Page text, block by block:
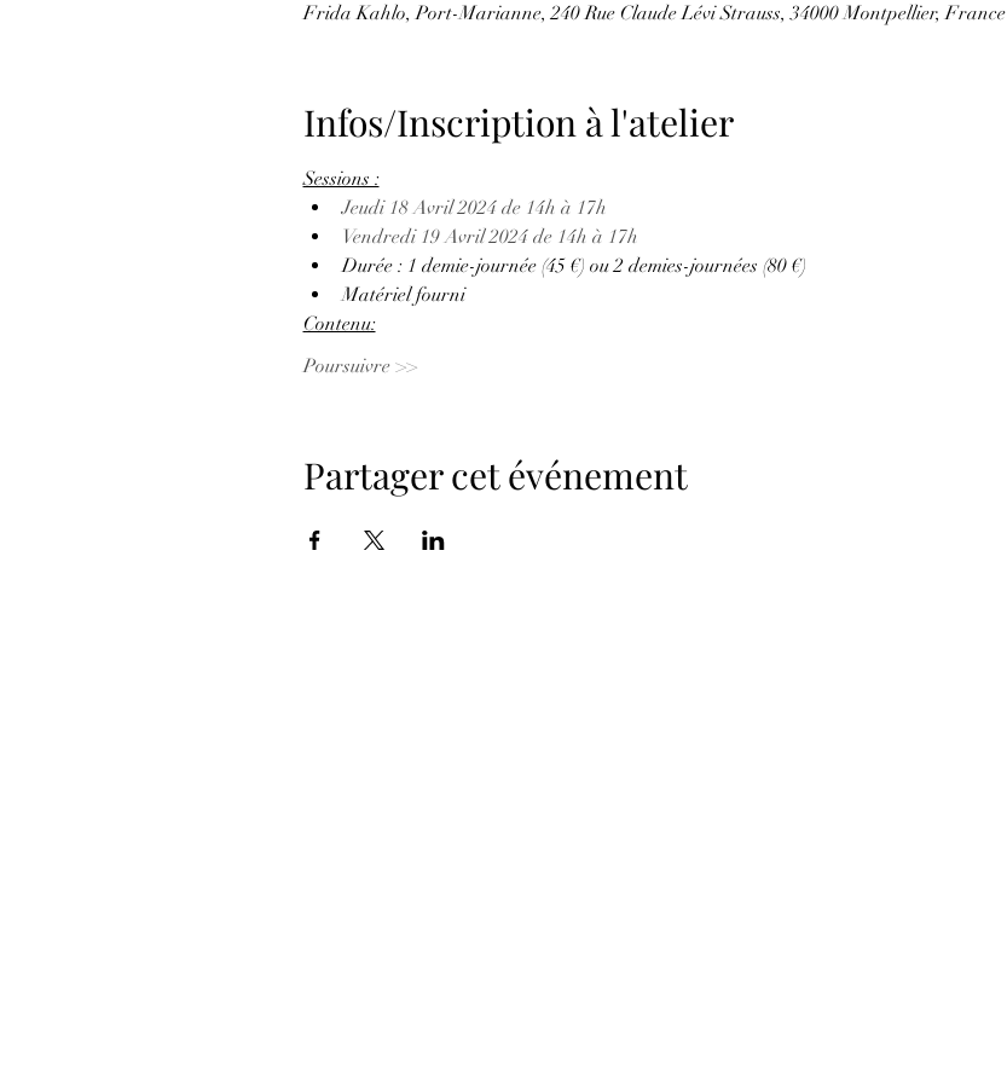
Frida Kahlo, Port-Marianne, 240 Rue Claude Lévi Strauss, 34000 Montpellier, France
Infos/Inscription à l'atelier
Sessions :
Jeudi 18 Avril 2024 de 14h à 17h
Vendredi 19 Avril 2024 de 14h à 17h
Durée : 1 demie-journée (45 €) ou 2 demies-journées (80 €)
Matériel fourni
Contenu:
Poursuivre >>
Partager cet événement